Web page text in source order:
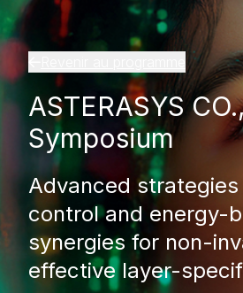
ASTERASYS
Symposium
Advanced
control and energy-
synergies for non-
effective layer-